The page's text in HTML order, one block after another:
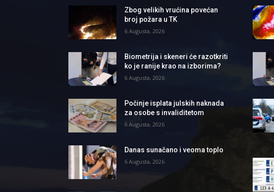
Zbog velikih vrućina povećan
broj požara u TK
6 Augusta, 2026
Biometrija i skeneri će razotkriti
ko je ranije krao na izborima?
6 Augusta, 2026
Počinje isplata julskih naknada
za osobe s invaliditetom
6 Augusta, 2026
Danas sunačano i veoma toplo
6 Augusta, 2026